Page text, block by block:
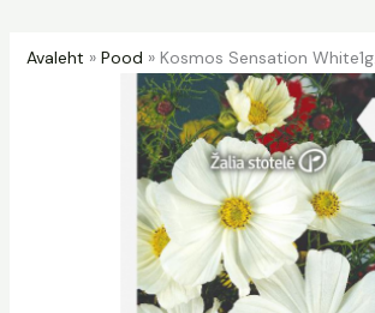
Avaleht » Pood » Kosmos Sensation White1g.